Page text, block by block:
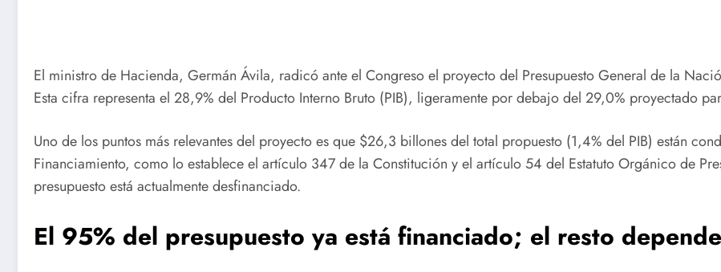
El ministro de Hacienda, Germán Ávila, radicó ante el Congreso el proyecto del Presupuesto General de la
Esta cifra representa el 28,9% del Producto Interno Bruto (PIB), ligeramente por debajo del 29,0% proyectado
Uno de los puntos más relevantes del proyecto es que $26,3 billones del total propuesto (1,4% del PIB) están
Financiamiento, como lo establece el artículo 347 de la Constitución y el artículo 54 del Estatuto Orgánico de
presupuesto está actualmente desfinanciado.
El 95% del presupuesto ya está financiado; el resto